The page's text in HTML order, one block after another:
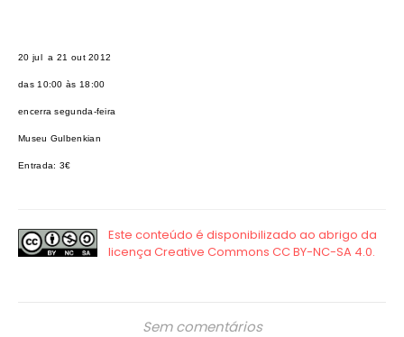
20 jul a 21 out 2012
das 10:00 às 18:00
encerra segunda-feira
Museu Gulbenkian
Entrada: 3€
Sem comentários